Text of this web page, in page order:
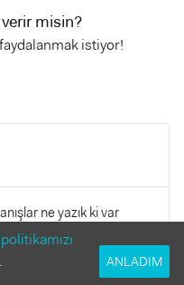
misin?
istiyor!
ne yazık ki var
değil mi? :) sırf
kısaca
ANLADIM